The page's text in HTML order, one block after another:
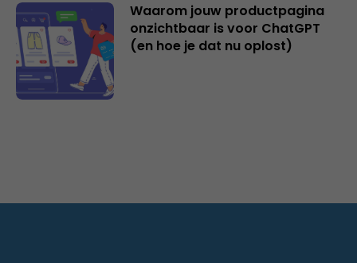
Waarom jouw productpagina
onzichtbaar is voor ChatGPT
(en hoe je dat nu oplost)